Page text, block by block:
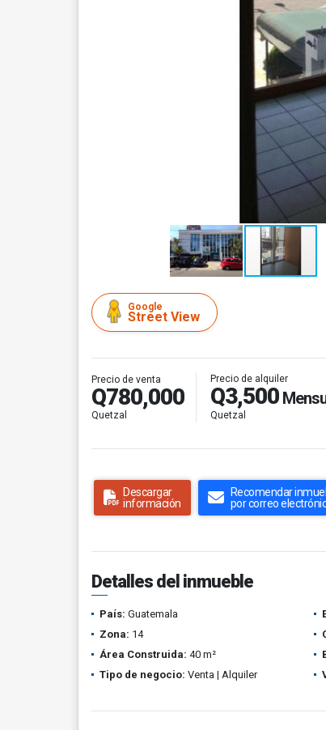
Google
Street View
Precio de venta
Q780,000
Quetzal
Precio de alquiler
Q3,500
Quetzal
Descargar
información
Recomendar
por correo
Detalles del inmueble
País: Guatemala
Zona: 14
Área Construida: 40 m²
Tipo de negocio: Venta | Alquiler